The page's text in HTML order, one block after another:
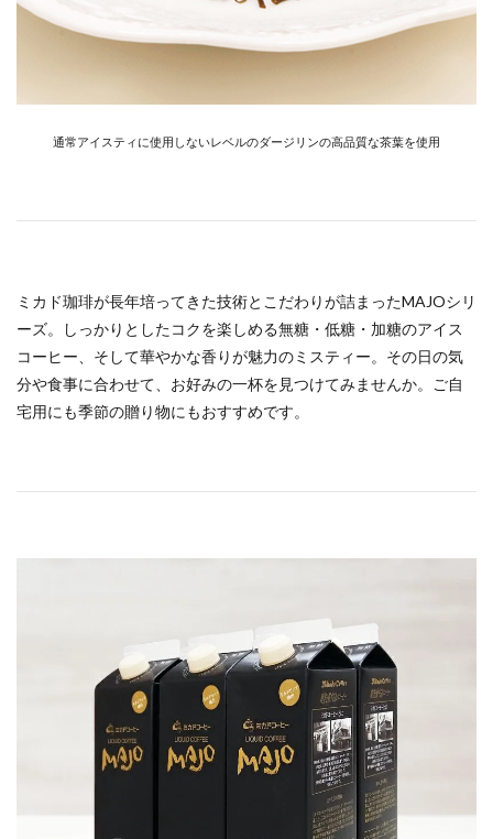
通常アイスティに使用しないレベルのダージリンの高品質な茶葉を使用
ミカド珈琲が長年培ってきた技術とこだわりが詰まったMAJOシリ
ーズ。しっかりとしたコクを楽しめる無糖・低糖・加糖のアイス
コーヒー、そして華やかな香りが魅力のミスティー。その日の気
分や食事に合わせて、お好みの一杯を見つけてみませんか。ご自
宅用にも季節の贈り物にもおすすめです。